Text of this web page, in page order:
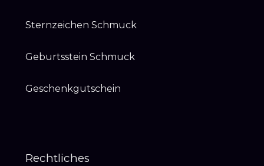
Sternzeichen Schmuck
Geburtsstein Schmuck
Geschenkgutschein
Rechtliches